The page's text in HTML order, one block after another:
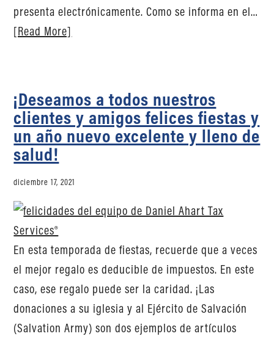
presenta electrónicamente. Como se informa en el…
[Read More]
¡Deseamos a todos nuestros
clientes y amigos felices fiestas y
un año nuevo excelente y lleno de
salud!
diciembre 17, 2021
En esta temporada de fiestas, recuerde que a veces
el mejor regalo es deducible de impuestos. En este
caso, ese regalo puede ser la caridad. ¡Las
donaciones a su iglesia y al Ejército de Salvación
(Salvation Army) son dos ejemplos de artículos